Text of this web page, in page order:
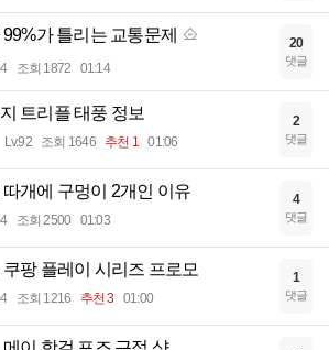
가 틀리는 교통문제
조회 1872 01:14
20
댓글
트리플 태풍 정보
Lv.92 조회 1646 추천 1 01:06
2
댓글
따개에 구멍이 2개인 이유
조회 2500 01:03
4
댓글
팡 플레이 시리즈 프로모
조회 1216 추천 3 01:00
1
댓글